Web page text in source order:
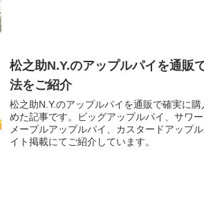
松之助N.Y.のアップルパイを通販
法をご紹介
松之助N.Y.のアップルパイを通販で確実に
めた記事です。ビッグアップルパイ、サワ
メープルアップルパイ、カスタードアップ
イト掲載にてご紹介しています。